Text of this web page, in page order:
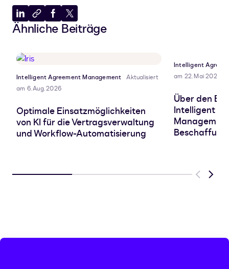
Auf
LinkedIn
In
Zwischenablage
Auf
Facebook
Auf
X
Ähnliche Beiträge
Intelligent Agreement Management
Aktualisiert
am 6. Aug. 2026
Optimale Einsatzmöglichkeiten
von KI für die Vertragsverwaltung
und Workflow-Automatisierung
Intelligent
am 22. Mai 2026
Über den
Intelligent
Previous
Next